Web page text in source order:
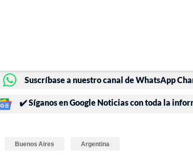
Suscríbase a nuestro canal de WhatsApp
✔️ Síganos en Google Noticias con toda la
Buenos Aires Argentina